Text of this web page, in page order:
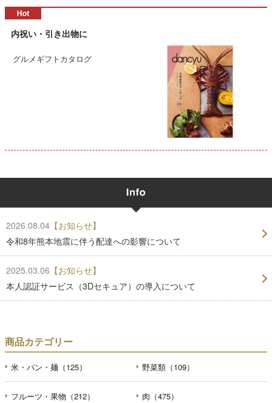
内祝い・引き出物に
グルメギフトカタログ
2026.08.04 【お知らせ】
令和8年熊本地震に伴う配達への影響について
2025.03.06 【お知らせ】
本人認証サービス（3Dセキュア）の導入について
商品カテゴリー
米・パン・麺（125） 野菜類（109）
フルーツ・果物（212） 肉（475）